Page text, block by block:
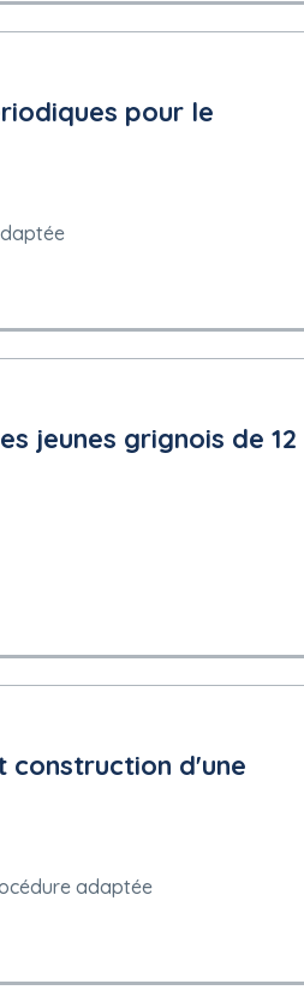
pour le
jeunes grignois de 12
construction d'une
adaptée